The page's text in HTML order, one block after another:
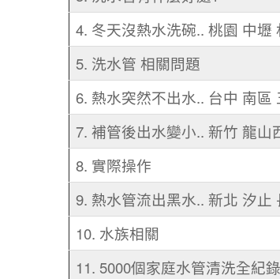
4. 冬天沒熱水洗碗.. 桃園 中壢
5. 洗水管 相關問題
6. 熱水突然不出水.. 台中 南區
7. 補管後出水變小.. 新竹 龍山
8. 實際操作
9. 熱水管流出黑水.. 新北 汐止
10. 水族相關
11. 5000個家庭水管清洗全紀